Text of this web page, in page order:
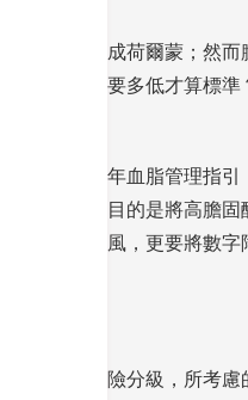
細胞膜及合成荷爾蒙；然
愈好？到底要多低才算標準
嶄新的2019年血脂管理指
見附表），目的是將高膽
或缺血性中風，更要將數
況而進行風險分級，所考